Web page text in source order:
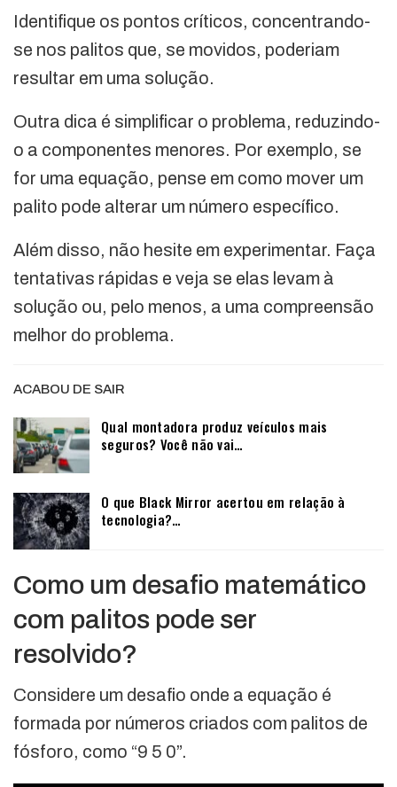
Identifique os pontos críticos, concentrando-
se nos palitos que, se movidos, poderiam
resultar em uma solução.
Outra dica é simplificar o problema, reduzindo-
o a componentes menores. Por exemplo, se
for uma equação, pense em como mover um
palito pode alterar um número específico.
Além disso, não hesite em experimentar. Faça
tentativas rápidas e veja se elas levam à
solução ou, pelo menos, a uma compreensão
melhor do problema.
ACABOU DE SAIR
Qual montadora produz veículos mais
seguros? Você não vai…
O que Black Mirror acertou em relação à
tecnologia?…
Como um desafio matemático
com palitos pode ser
resolvido?
Considere um desafio onde a equação é
formada por números criados com palitos de
fósforo, como “9 5 0”.